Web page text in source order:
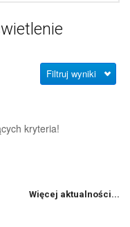
Filtruj wyniki
kryteria!
Więcej aktualności...